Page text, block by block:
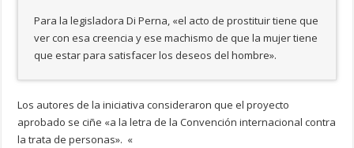
Para la legisladora Di Perna, «el acto de prostituir tiene que
ver con esa creencia y ese machismo de que la mujer tiene
que estar para satisfacer los deseos del hombre».
Los autores de la iniciativa consideraron que el proyecto
aprobado se ciñe «a la letra de la Convención internacional contra
la trata de personas». «